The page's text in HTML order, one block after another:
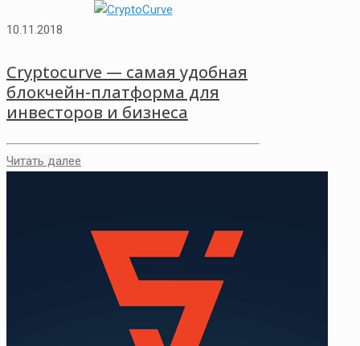
10.11.2018
Cryptocurve — самая удобная
блокчейн-платформа для
инвесторов и бизнеса
Читать далее